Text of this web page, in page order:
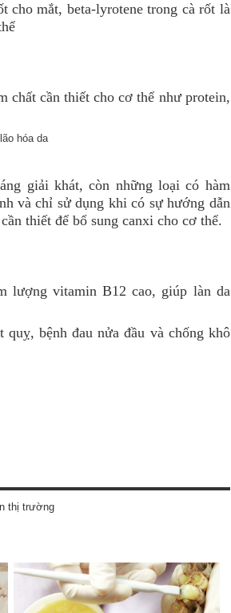
cho mắt, beta-lyrotene trong cà rốt là
chất cần thiết cho cơ thể như protein,
giải khát, còn những loại có hàm
và chỉ sử dụng khi có sự hướng dẫn
thiết để bổ sung canxi cho cơ thể.
lượng vitamin B12 cao, giúp làn da
bệnh đau nửa đầu và chống khô
thị trường